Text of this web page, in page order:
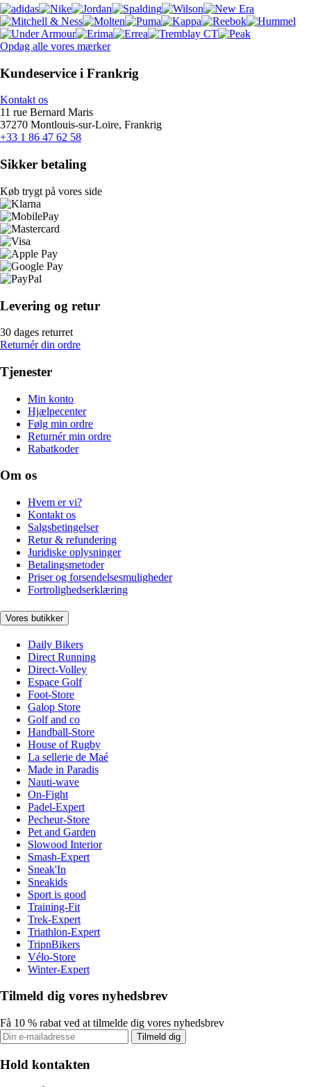
Opdag alle vores mærker
Kundeservice i Frankrig
Kontakt os
11 rue Bernard Maris
37270 Montlouis-sur-Loire, Frankrig
+33 1 86 47 62 58
Sikker betaling
Køb trygt på vores side
Levering og retur
30 dages returret
Returnér din ordre
Tjenester
Min konto
Hjælpecenter
Følg min ordre
Returnér min ordre
Rabatkoder
Om os
Hvem er vi?
Kontakt os
Salgsbetingelser
Retur & refundering
Juridiske oplysninger
Betalingsmetoder
Priser og forsendelsesmuligheder
Fortrolighedserklæring
Vores butikker
Daily Bikers
Direct Running
Direct-Volley
Espace Golf
Foot-Store
Galop Store
Golf and co
Handball-Store
House of Rugby
La sellerie de Maé
Made in Paradis
Nauti-wave
On-Fight
Padel-Expert
Pecheur-Store
Pet and Garden
Slowood Interior
Smash-Expert
Sneak'In
Sneakids
Sport is good
Training-Fit
Trek-Expert
Triathlon-Expert
TripnBikers
Vélo-Store
Winter-Expert
Tilmeld dig vores nyhedsbrev
Få 10 % rabat ved at tilmelde dig vores nyhedsbrev
Tilmeld dig
Hold kontakten